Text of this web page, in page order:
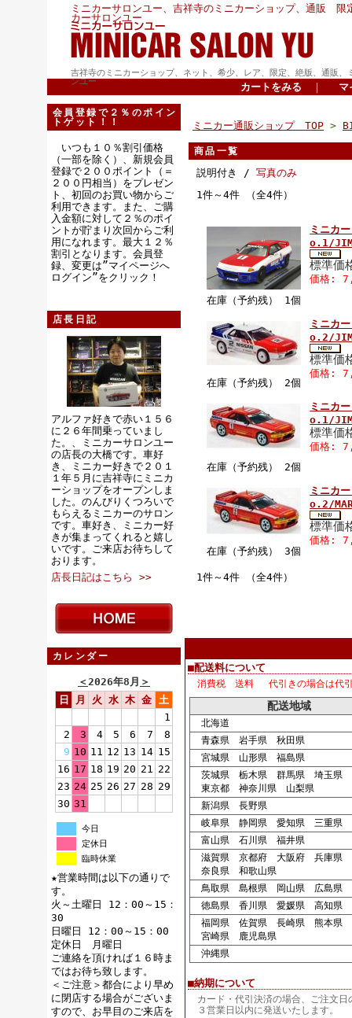
ミニカーサロンユー、吉祥寺のミニカーショップ、通販 限
カーサロンユー
吉祥寺のミニカーショップ、ネット、希少、レア、限定、絶版、通販、
ンユー
カートをみる ｜ マ
会員登録で２％のポイン
トゲット！！
いつも１０％割引価格
（一部を除く）、新規会員
登録で２００ポイント（＝
２００円相当）をプレゼン
ト、初回のお買い物からご
利用できます。また、ご購
入金額に対して２％のポイ
ントが貯まり次回からご利
用になれます。最大１２％
割引となります。会員登
録、変更は”マイページへ
ログイン”をクリック！
店長日記
アルファ好きで赤い１５６
に２６年間乗っていまし
た。、ミニカーサロンユー
の店長の大橋です。車好
き、ミニカー好きで２０１
１年５月に吉祥寺にミニカ
ーショップをオープンしま
した。のんびりくつろいで
もらえるミニカーのサロン
です。車好き、ミニカー好
きが集まってくれると嬉し
いです。ご来店お待ちして
おります。
店長日記はこちら >>
カレンダー
＜2026年8月 ＞
日
月 火 水 木 金 土
1
2
3 4 5 6 7
8
9 10 11 12 13 14 15
16 17 18 19 20 21 22
23 24 25 26 27 28 29
30 31
今日
定休日
臨時休業
★営業時間は以下の通りで
す。
火～土曜日 12：00～15：
30
日曜日 12：00～15：00
定休日 月曜日
ご連絡を頂ければ１６時ま
ではお待ち致します。
＜ご注意＞都合により早め
に閉店する場合がございま
すので、お早目のご来店を
ミニカー通販ショップ TOP >
商品一覧
説明付き / 写真のみ
1件～4件 （全4件）
在庫（予約残） 1個
ミニカ
o.1/JIM
標準
価格:
在庫（予約残） 2個
ミニカ
o.2/JIM
標準
価格:
在庫（予約残） 2個
ミニカ
o.1/JIM
標準
価格:
在庫（予約残） 3個
ミニカ
o.2/
標準
価格:
1件～4件 （全4件）
■配送料について
消費税 送料 代引きの場合は代引
配送地域
北海道
青森県 岩手県 秋田県
宮城県 山形県 福島県
茨城県 栃木県 群馬県 埼玉県
東京都 神奈川県 山梨県
新潟県 長野県
岐阜県 静岡県 愛知県 三重県
富山県 石川県 福井県
滋賀県 京都府 大阪府 兵庫県
奈良県 和歌山県
鳥取県 島根県 岡山県 広島県
徳島県 香川県 愛媛県 高知県
福岡県 佐賀県 長崎県 熊本県
宮崎県 鹿児島県
沖縄県
■納期について
カード・代引決済の場合、ご注文日
３営業日以内に発送いたします。